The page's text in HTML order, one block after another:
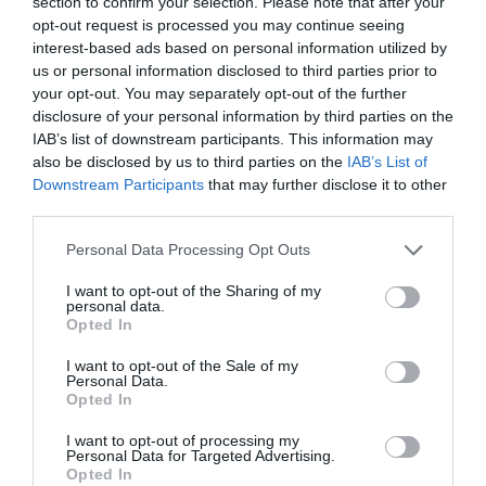
opt-out request is processed you may continue seeing
interest-based ads based on personal information utilized by
us or personal information disclosed to third parties prior to
your opt-out. You may separately opt-out of the further
disclosure of your personal information by third parties on the
IAB’s list of downstream participants. This information may
also be disclosed by us to third parties on the IAB’s List of
Downstream Participants that may further disclose it to other
Please note that this website/app uses one or more Google
not limited to your visit or usage behaviour. You may click to
grant or deny consent to Google and its third-party tags to
use your data for below specified purposes in below Google
consent section.
Personal Data Processing Opt Outs
I want to opt-out of the Sharing of my
personal data.
Opted In
I want to opt-out of the Sale of my
Personal Data.
Opted In
I want to opt-out of processing my
Personal Data for Targeted Advertising.
Opted In
Σαρδέλες πλακί
Μπακαλιάρος ογκρατέν
Ακολουθήστε το Lykavitos.gr
στο Google News
και μάθετε πρώτοι όλες τις
ειδήσεις
«Το Κιβώτιο» του Άρη Αλεξάνδρου στο studio
Μαυρομιχάλη
Αυγούστου έως τις 6 Σεπτεμβρίου